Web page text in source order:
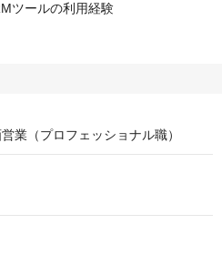
ツールの利用経験
業（プロフェッショナル職）